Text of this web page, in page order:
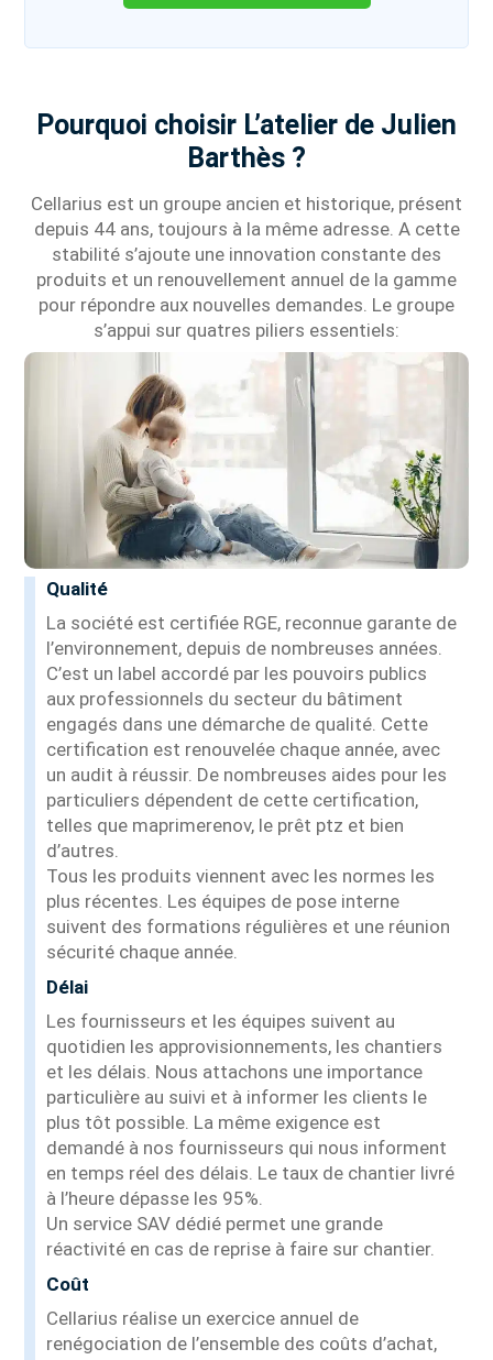
Pourquoi choisir L’atelier de Julien
Barthès ?
Cellarius est un groupe ancien et historique, présent
depuis 44 ans, toujours à la même adresse. A cette
stabilité s’ajoute une innovation constante des
produits et un renouvellement annuel de la gamme
pour répondre aux nouvelles demandes. Le groupe
s’appui sur quatres piliers essentiels:
Qualité
La société est certifiée RGE, reconnue garante de
l’environnement, depuis de nombreuses années.
C’est un label accordé par les pouvoirs publics
aux professionnels du secteur du bâtiment
engagés dans une démarche de qualité. Cette
certification est renouvelée chaque année, avec
un audit à réussir. De nombreuses aides pour les
particuliers dépendent de cette certification,
telles que maprimerenov, le prêt ptz et bien
d’autres.
Tous les produits viennent avec les normes les
plus récentes. Les équipes de pose interne
suivent des formations régulières et une réunion
sécurité chaque année.
Délai
Les fournisseurs et les équipes suivent au
quotidien les approvisionnements, les chantiers
et les délais. Nous attachons une importance
particulière au suivi et à informer les clients le
plus tôt possible. La même exigence est
demandé à nos fournisseurs qui nous informent
en temps réel des délais. Le taux de chantier livré
à l’heure dépasse les 95%.
Un service SAV dédié permet une grande
réactivité en cas de reprise à faire sur chantier.
Coût
Cellarius réalise un exercice annuel de
renégociation de l’ensemble des coûts d’achat,